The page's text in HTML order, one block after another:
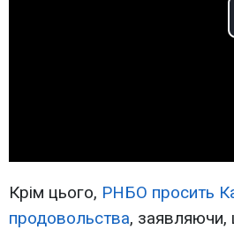
Крім цього, РНБО просить
продовольства, заявляючи,